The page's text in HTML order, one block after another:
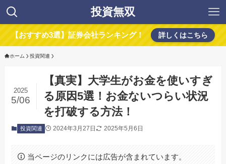
投資無双
【おすすめ3選】証券会社ランキング！ 詳しくはこちら
ホーム 投資関連
【真実】大学生がお金を使いすぎ
る原因5選！お金ないつらい状況
を打破する方法！
2025
5/06
投資関連 2024年3月27日 2025年5月6日
当ページのリンクには広告が含まれています。